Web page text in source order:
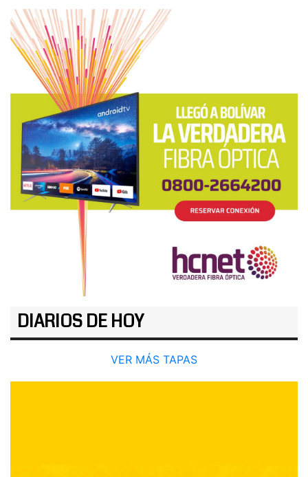
DIARIOS DE HOY
VER MÁS TAPAS